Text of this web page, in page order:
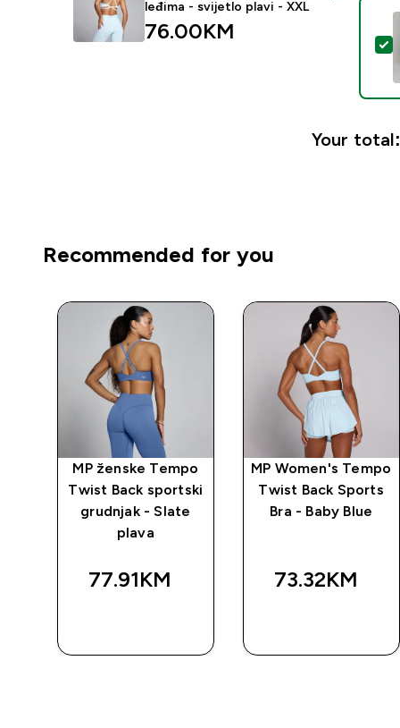
leđima - svijetlo plavi - XXL
76.00KM‎
Your total:
Recommended for you
MP ženske Tempo
Twist Back sportski
grudnjak - Slate
plava
77.91KM‎
MP Women's Tempo
Twist Back Sports
Bra - Baby Blue
73.32KM‎